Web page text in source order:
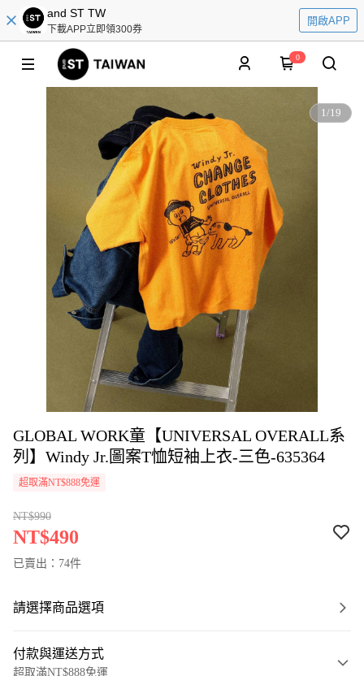
and ST TW
下載APP立即領300券
開啟APP
0
1/19
GLOBAL WORK童【UNIVERSAL OVERALL系
列】Windy Jr.圖案T恤短袖上衣-三色-635364
超取滿NT$888免運
NT$990
NT$490
已賣出：74件
請選擇商品選項
付款與運送方式
超取滿NT$888免運